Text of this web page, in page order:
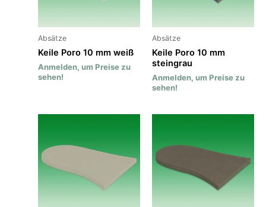
Absätze
Keile Poro 10 mm weiß
Anmelden, um Preise zu
sehen!
Absätze
Keile Poro 10 mm
steingrau
Anmelden, um Preise zu
sehen!